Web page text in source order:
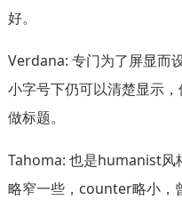
好。
Verdana: 专门为了屏显而
小字号下仍可以清楚显示
做标题。
Tahoma: 也是humanist风
略窄一些，counter略小，